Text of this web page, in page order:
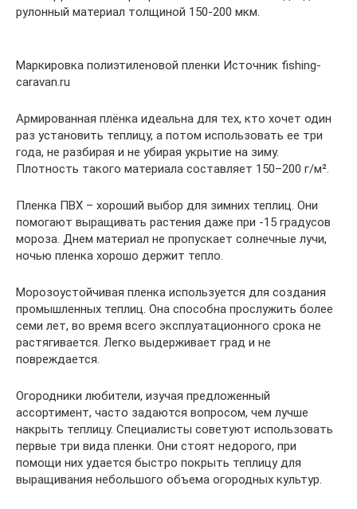
рулонный материал толщиной 150-200 мкм.
Маркировка полиэтиленовой пленки Источник fishing-
caravan.ru
Армированная плёнка идеальна для тех, кто хочет один
раз установить теплицу, а потом использовать ее три
года, не разбирая и не убирая укрытие на зиму.
Плотность такого материала составляет 150–200 г/м².
Пленка ПВХ – хороший выбор для зимних теплиц. Они
помогают выращивать растения даже при -15 градусов
мороза. Днем материал не пропускает солнечные лучи,
ночью пленка хорошо держит тепло.
Морозоустойчивая пленка используется для создания
промышленных теплиц. Она способна прослужить более
семи лет, во время всего эксплуатационного срока не
растягивается. Легко выдерживает град и не
повреждается.
Огородники любители, изучая предложенный
ассортимент, часто задаются вопросом, чем лучше
накрыть теплицу. Специалисты советуют использовать
первые три вида пленки. Они стоят недорого, при
помощи них удается быстро покрыть теплицу для
выращивания небольшого объема огородных культур.